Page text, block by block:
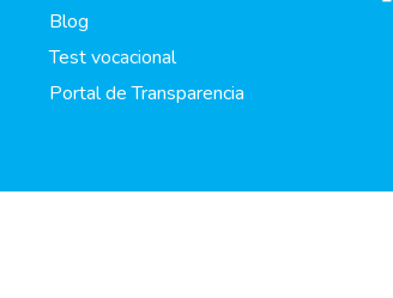
Blog
Test vocacional
Portal de Transparencia